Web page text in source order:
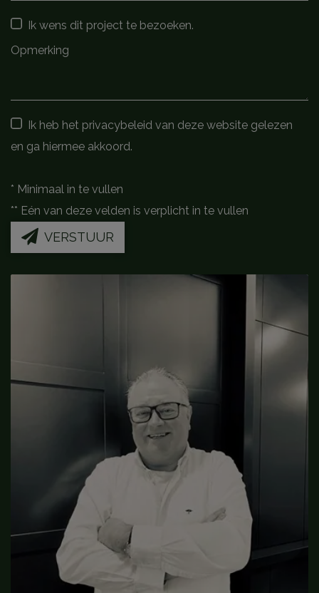
Ik wens dit project te bezoeken.
Ik heb het privacybeleid van deze website gelezen
en ga hiermee akkoord.
* Minimaal in te vullen
** Eén van deze velden is verplicht in te vullen
VERSTUUR